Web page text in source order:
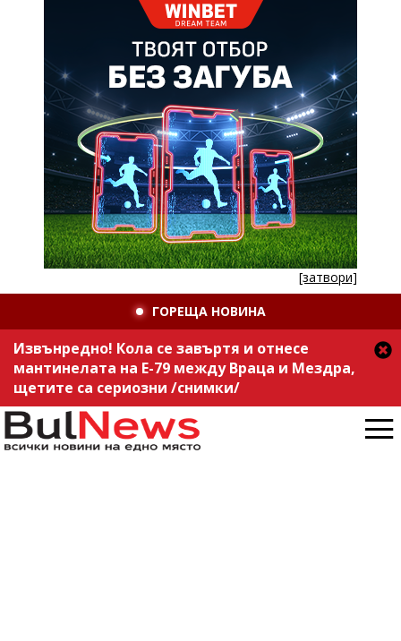
[затвори]
ГОРЕЩА НОВИНА
Извънредно! Кола се завъртя и отнесе
мантинелата на Е-79 между Враца и Мездра,
щетите са сериозни /снимки/